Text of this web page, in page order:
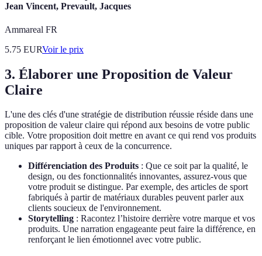
Jean Vincent, Prevault, Jacques
Ammareal FR
5.75 EURVoir le prix
3. Élaborer une Proposition de Valeur
Claire
L'une des clés d'une stratégie de distribution réussie réside dans une
proposition de valeur claire qui répond aux besoins de votre public
cible. Votre proposition doit mettre en avant ce qui rend vos produits
uniques par rapport à ceux de la concurrence.
Différenciation des Produits : Que ce soit par la qualité, le
design, ou des fonctionnalités innovantes, assurez-vous que
votre produit se distingue. Par exemple, des articles de sport
fabriqués à partir de matériaux durables peuvent parler aux
clients soucieux de l'environnement.
Storytelling : Racontez l’histoire derrière votre marque et vos
produits. Une narration engageante peut faire la différence, en
renforçant le lien émotionnel avec votre public.